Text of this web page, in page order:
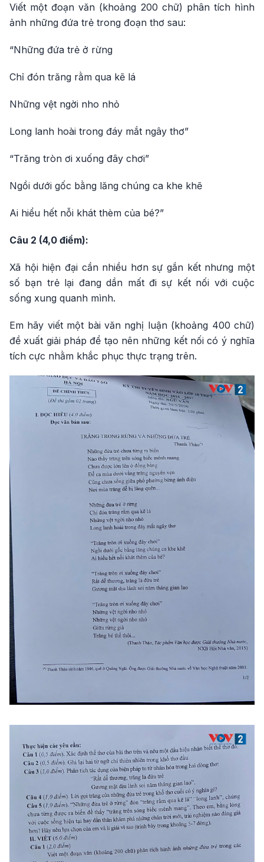
Viết một đoạn văn (khoảng 200 chữ) phân tích hình
ảnh những đứa trẻ trong đoạn thơ sau:
“Những đứa trẻ ở rừng
Chỉ đón trăng rằm qua kẽ lá
Những vệt ngời nho nhỏ
Long lanh hoài trong đáy mắt ngây thơ”
“Trăng tròn ơi xuống đây chơi”
Ngồi dưới gốc bằng lăng chúng ca khe khẽ
Ai hiểu hết nỗi khát thèm của bé?”
Câu 2 (4,0 điểm):
Xã hội hiện đại cần nhiều hơn sự gắn kết nhưng một
số bạn trẻ lại đang dần mất đi sự kết nối với cuộc
sống xung quanh mình.
Em hãy viết một bài văn nghị luận (khoảng 400 chữ)
đề xuất giải pháp để tạo nên những kết nối có ý nghĩa
tích cực nhằm khắc phục thực trạng trên.